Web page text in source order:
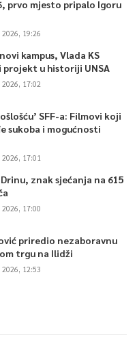
prvo mjesto pripalo Igoru
19:26
kampus, Vlada KS
projekt u historiji UNSA
17:02
SFF-a: Filmovi koji
sukoba i mogućnosti
17:01
znak sjećanja na 615
17:00
priredio nezaboravnu
trgu na Ilidži
12:53